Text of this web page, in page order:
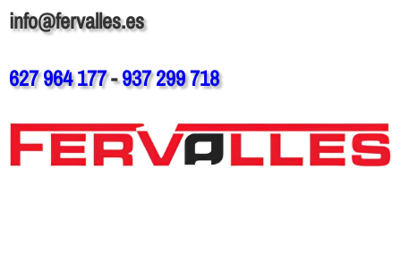
info@fervalles.es
627 964 177-937 299 718